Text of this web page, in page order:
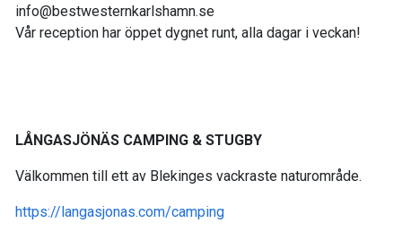
info@bestwesternkarlshamn.se
Vår reception har öppet dygnet runt, alla dagar i veckan!
LÅNGASJÖNÄS CAMPING & STUGBY
Välkommen till ett av Blekinges vackraste naturområde.
https://langasjonas.com/camping